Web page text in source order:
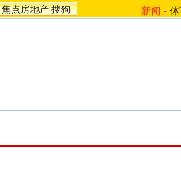
焦点房地产 搜狗 新闻 -